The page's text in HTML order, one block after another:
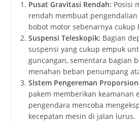
Pusat Gravitasi Rendah: Posisi
rendah membuat
bobot motor sebenarnya cukup
Suspensi Teleskopik: Bagian
suspensi yang cukup empuk
guncangan, sementara bagian
menahan beban penumpang
Sistem Pengereman
pakem memberikan keamanan
pengendara mencoba
kecepatan mesin di jalan lurus.